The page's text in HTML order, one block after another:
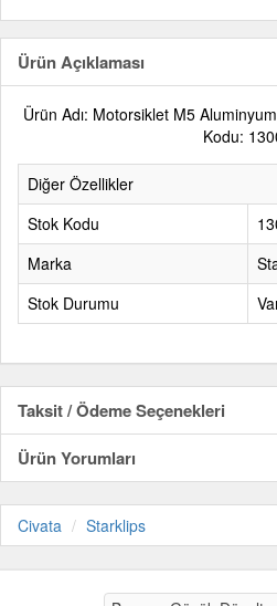
Ürün Açıklaması
Ürün Adı: Motorsiklet M5
Kodu:
Diğer Özellikler
Stok Kodu
Marka
Stok Durumu
Taksit / Ödeme Seçenekleri
Ürün Yorumları
Civata Starklips